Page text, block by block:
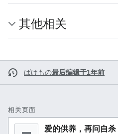
其他相关
ばけもの最后编辑于1年前
相关页面
爱的供养，再问自杀